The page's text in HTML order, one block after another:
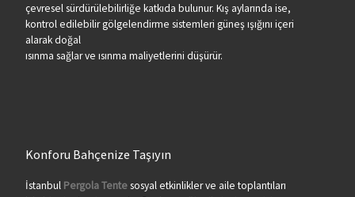
çevresel sürdürülebilirliğe katkıda bulunur. Kış aylarında ise,
kontrol edilebilir gölgelendirme sistemleri güneş ışığını içeri
alarak doğal
ısınma sağlar ve ısınma maliyetlerini düşürür.
Konforu Bahçenize Taşıyın
İstanbul Pergola Tentesosyal etkinlikler ve aile toplantıları